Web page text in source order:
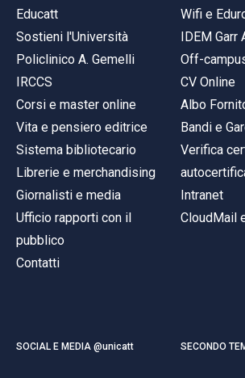
Educatt
Sostieni l'Università
Policlinico A. Gemelli
IRCCS
Corsi e master online
Vita e pensiero editrice
Sistema bibliotecario
Librerie e merchandising
Giornalisti e media
Ufficio rapporti con il
pubblico
Contatti
Wifi e
IDEM Garr
Off-
CV Online
Albo
Bandi e
Verifica
Intranet
CloudMail
SOCIAL E MEDIA @unicatt SECONDO